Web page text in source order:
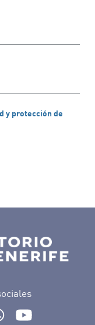
y protección de
de Tenerife en Facebook
de Tenerife en
de Auditorio de
Ir al Boletín Whatsapp